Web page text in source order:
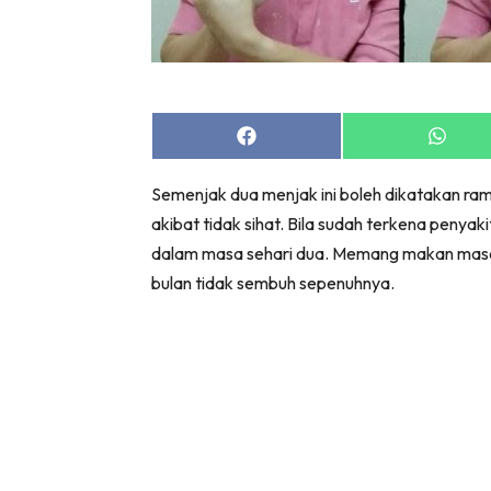
Share
on
Share
on
Semenjak dua menjak ini boleh dikatakan
akibat tidak sihat. Bila sudah terkena
dalam masa sehari dua. Memang makan
bulan tidak sembuh sepenuhnya.